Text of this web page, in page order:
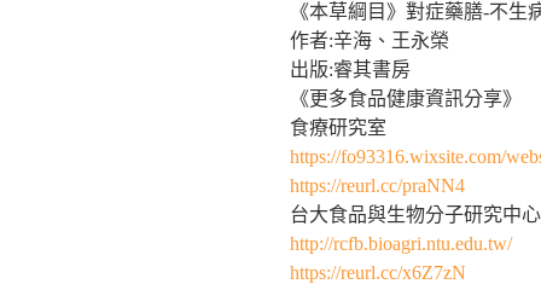
《本草綱目》對症藥膳-不生
作者:辛海、王永榮
出版:睿其書房
《更多食品健康資訊分享》
食療研究室
https://fo93316.wixsite.com/
https://reurl.cc/praNN4
台大食品與生物分子研究中心
http://rcfb.bioagri.ntu.edu.tw/
https://reurl.cc/x6Z7zN